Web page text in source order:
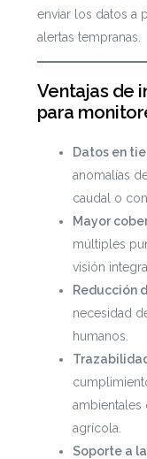
enviar los datos a
alertas tempranas.
Ventajas de
para
Datos en
anomalías
caudal o
Mayor
múltiples
visión
Reducción
necesidad
humanos.
ambientales
agrícola.
Soporte a